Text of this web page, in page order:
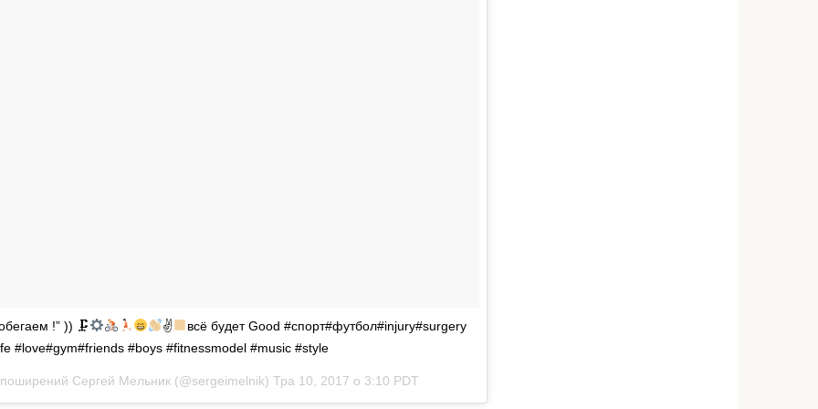
!” )) 🗜 ✌
всё будет Good #спорт#футбол#injury#surgery
#love#gym#friends #boys #fitnessmodel #music #style
Сергей Мельник (@sergeimelnik) Тра 10, 2017 о 3:10 PDT